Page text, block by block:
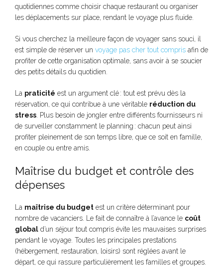
quotidiennes comme choisir chaque restaurant ou organiser
les déplacements sur place, rendant le voyage plus fluide.
Si vous cherchez la meilleure façon de voyager sans souci, il
est simple de réserver un voyage pas cher tout compris afin de
profiter de cette organisation optimale, sans avoir à se soucier
des petits détails du quotidien.
La praticité est un argument clé : tout est prévu dès la
réservation, ce qui contribue à une véritable réduction du
stress . Plus besoin de jongler entre différents fournisseurs ni
de surveiller constamment le planning : chacun peut ainsi
profiter pleinement de son temps libre, que ce soit en famille,
en couple ou entre amis.
Maîtrise du budget et contrôle des
dépenses
La maîtrise du budget est un critère déterminant pour
nombre de vacanciers. Le fait de connaître à l’avance le coût
global d’un séjour tout compris évite les mauvaises surprises
pendant le voyage. Toutes les principales prestations
(hébergement, restauration, loisirs) sont réglées avant le
départ, ce qui rassure particulièrement les familles et groupes.